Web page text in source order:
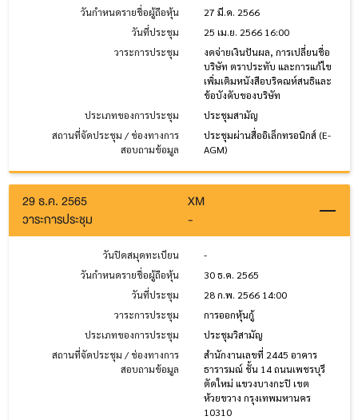
วันกำหนดรายชื่อผู้ถือหุ้น
27 มี.ค. 2566
วันที่ประชุม
25 เม.ย. 2566 16:00
วาระการประชุม
งดจ่ายเงินปันผล, การเปลี่ยนชื่อ
บริษัท ตราประทับ และการแก้ไข
เพิ่มเติมหนังสือบริคณห์สนธิและ
ข้อบังคับของบริษัท
ประเภทของการประชุม
ประชุมสามัญ
สถานที่จัดประชุม / ช่องทางการ
สอบถามข้อมูล
ประชุมผ่านสื่ออิเล็กทรอนิกส์ (E-
AGM)
29 ธ.ค. 2565
XM
วาระการประชุม
-
วันปิดสมุดทะเบียน
-
วันกำหนดรายชื่อผู้ถือหุ้น
30 ธ.ค. 2565
วันที่ประชุม
28 ก.พ. 2566 14:00
วาระการประชุม
การออกหุ้นกู้
ประเภทของการประชุม
ประชุมวิสามัญ
สถานที่จัดประชุม / ช่องทางการ
สอบถามข้อมูล
สำนักงานเลขที่ 2445 อาคาร
ธารารมณ์ ชั้น 14 ถนนเพชรบุรี
ตัดใหม่ แขวงบางกะปิ เขต
ห้วยขวาง กรุงเทพมหานคร
10310